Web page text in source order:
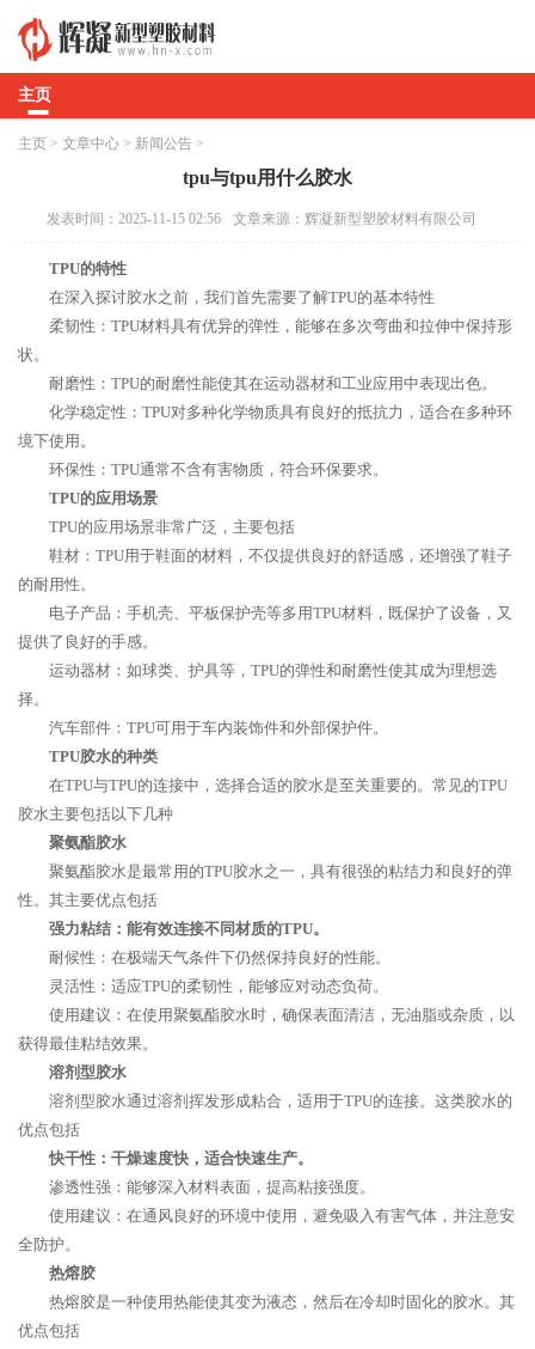
主页
主页 > 文章中心 > 新闻公告 >
tpu与tpu用什么胶水
发表时间：2025-11-15 02:56 文章来源：辉凝新型塑胶材料有限公司
TPU的特性
在深入探讨胶水之前，我们首先需要了解TPU的基本特性
柔韧性：TPU材料具有优异的弹性，能够在多次弯曲和拉伸中保持形
状。
耐磨性：TPU的耐磨性能使其在运动器材和工业应用中表现出色。
化学稳定性：TPU对多种化学物质具有良好的抵抗力，适合在多种环
境下使用。
环保性：TPU通常不含有害物质，符合环保要求。
TPU的应用场景
TPU的应用场景非常广泛，主要包括
鞋材：TPU用于鞋面的材料，不仅提供良好的舒适感，还增强了鞋子
的耐用性。
电子产品：手机壳、平板保护壳等多用TPU材料，既保护了设备，又
提供了良好的手感。
运动器材：如球类、护具等，TPU的弹性和耐磨性使其成为理想选
择。
汽车部件：TPU可用于车内装饰件和外部保护件。
TPU胶水的种类
在TPU与TPU的连接中，选择合适的胶水是至关重要的。常见的TPU
胶水主要包括以下几种
聚氨酯胶水
聚氨酯胶水是最常用的TPU胶水之一，具有很强的粘结力和良好的弹
性。其主要优点包括
强力粘结：能有效连接不同材质的TPU。
耐候性：在极端天气条件下仍然保持良好的性能。
灵活性：适应TPU的柔韧性，能够应对动态负荷。
使用建议：在使用聚氨酯胶水时，确保表面清洁，无油脂或杂质，以
获得最佳粘结效果。
溶剂型胶水
溶剂型胶水通过溶剂挥发形成粘合，适用于TPU的连接。这类胶水的
优点包括
快干性：干燥速度快，适合快速生产。
渗透性强：能够深入材料表面，提高粘接强度。
使用建议：在通风良好的环境中使用，避免吸入有害气体，并注意安
全防护。
热熔胶
热熔胶是一种使用热能使其变为液态，然后在冷却时固化的胶水。其
优点包括